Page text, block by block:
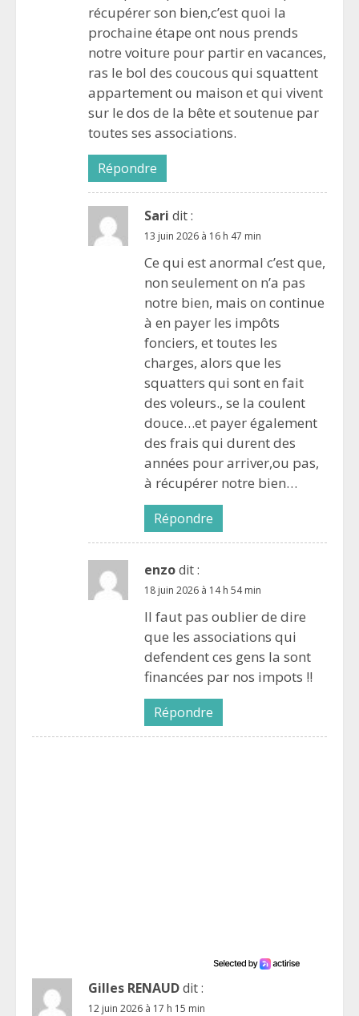
récupérer son bien,c’est quoi la
prochaine étape ont nous prends
notre voiture pour partir en vacances,
ras le bol des coucous qui squattent
appartement ou maison et qui vivent
sur le dos de la bête et soutenue par
toutes ses associations.
Répondre
Sari dit :
13 juin 2026 à 16 h 47 min
Ce qui est anormal c’est que,
non seulement on n’a pas
notre bien, mais on continue
à en payer les impôts
fonciers, et toutes les
charges, alors que les
squatters qui sont en fait
des voleurs., se la coulent
douce…et payer également
des frais qui durent des
années pour arriver,ou pas,
à récupérer notre bien…
Répondre
enzodit :
18 juin 2026 à 14 h 54 min
Il faut pas oublier de dire
que les associations qui
defendent ces gens la sont
financées par nos impots !!
Répondre
Gilles RENAUDdit :
12 juin 2026 à 17 h 15 min